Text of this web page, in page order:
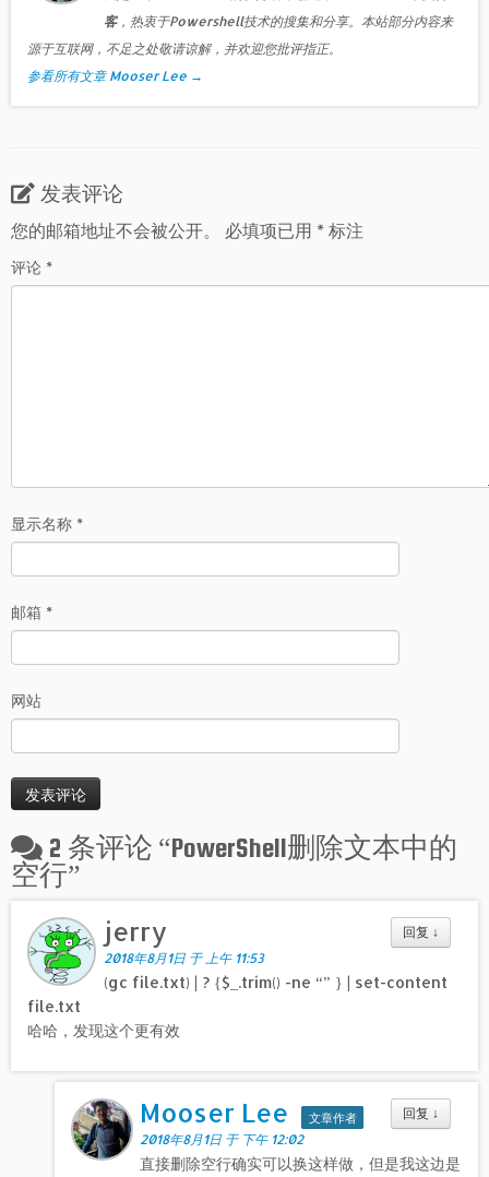
客，热衷于Powershell技术的搜集和分享。本站部分内容来
源于互联网，不足之处敬请谅解，并欢迎您批评指正。
参看所有文章 Mooser Lee →
发表评论
您的邮箱地址不会被公开。
必填项已用 *标注
评论 *
显示名称 *
邮箱 *
网站
2 条评论 “PowerShell删除文本中的
空行”
回复 ↓
jerry
2018年8月1日 于 上午 11:53
(gc file.txt) | ? {$_.trim() -ne “” } | set-content
file.txt
哈哈，发现这个更有效
回复 ↓
Mooser Lee
文章作者
2018年8月1日 于 下午 12:02
直接删除空行确实可以换这样做，但是我这边是